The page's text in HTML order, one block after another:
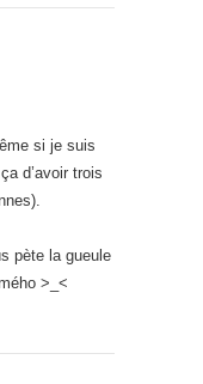
si je suis
d’avoir trois
pète la gueule
>_<